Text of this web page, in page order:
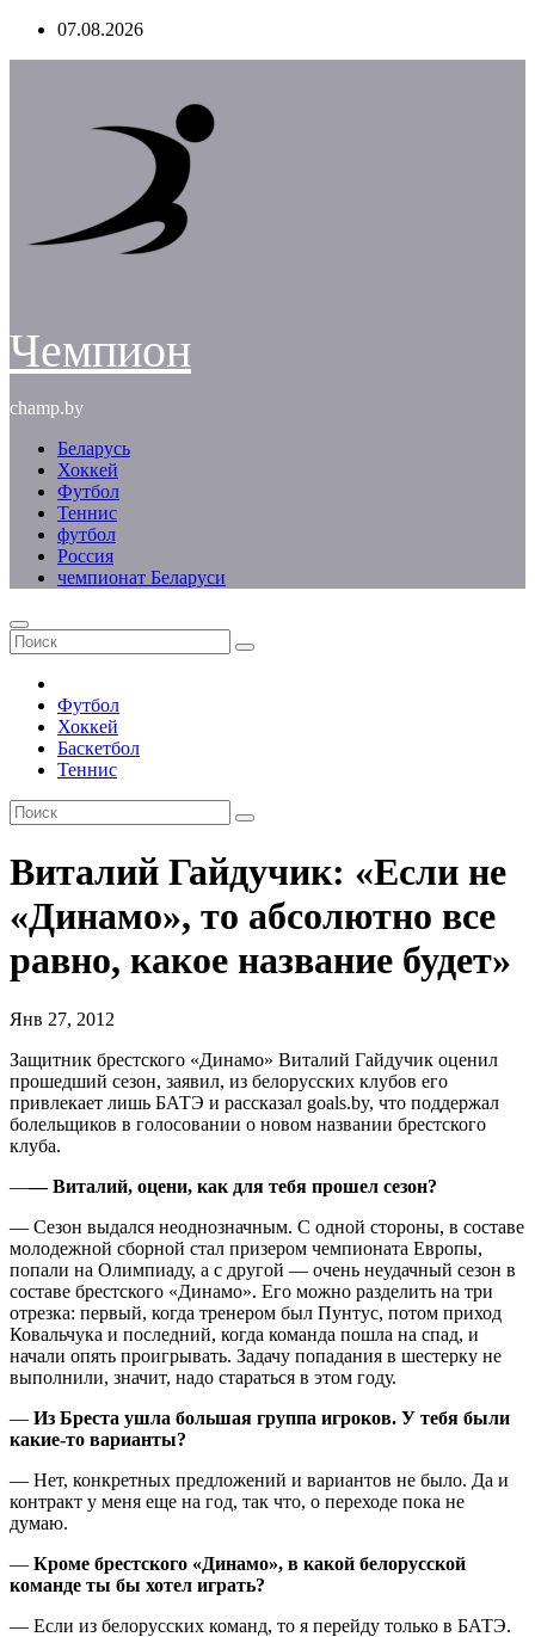
Перейти07.08.2026
Чемпион
champ.by
Беларусь
Хоккей
Футбол
Теннис
футбол
Россия
чемпионат Беларуси
Футбол
Хоккей
Баскетбол
Теннис
Виталий Гайдучик: «Если не
«Динамо», то абсолютно все
равно, какое название будет»
Янв 27, 2012
Защитник брестского «Динамо» Виталий Гайдучик оценил
прошедший сезон, заявил, из белорусских клубов его
привлекает лишь БАТЭ и рассказал goals.by, что поддержал
болельщиков в голосовании о новом названии брестского
клуба.
—— Виталий, оцени, как для тебя прошел сезон?
— Сезон выдался неоднозначным. С одной стороны, в составе
молодежной сборной стал призером чемпионата Европы,
попали на Олимпиаду, а с другой — очень неудачный сезон в
составе брестского «Динамо». Его можно разделить на три
отрезка: первый, когда тренером был Пунтус, потом приход
Ковальчука и последний, когда команда пошла на спад, и
начали опять проигрывать. Задачу попадания в шестерку не
выполнили, значит, надо стараться в этом году.
— Из Бреста ушла большая группа игроков. У тебя были
какие-то варианты?
— Нет, конкретных предложений и вариантов не было. Да и
контракт у меня еще на год, так что, о переходе пока не
думаю.
— Кроме брестского «Динамо», в какой белорусской
команде ты бы хотел играть?
— Если из белорусских команд, то я перейду только в БАТЭ.